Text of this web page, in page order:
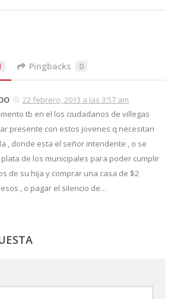
Pingbacks 0
22 febrero, 2013 a las 3:57 am
tb en el los ciudadanos de villegas
presente con estos jovenes q necesitan
, donde esta el señor intendente , o se
de los municipales para poder cumplir
de su hija y comprar una casa de $2
, o pagar el silencio de…